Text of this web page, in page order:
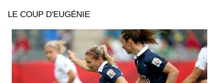
LE COUP D'EUGÉNIE